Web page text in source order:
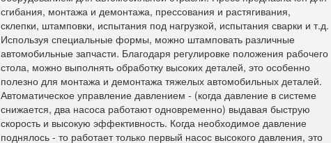
сгибания, монтажа и демонтажа, прессования и растягивания,
склепки, штамповки, испытания под нагрузкой, испытания сварки и т.д.
Используя специальные формы, можно штамповать различные
автомобильные запчасти. Благодаря регулировке положения рабочего
стола, можно выполнять обработку высоких деталей, это особенно
полезно для монтажа и демонтажа тяжелых автомобильных деталей.
Автоматическое управление давлением - (когда давление в системе
снижается, два насоса работают одновременно) выдавая быструю
скорость и высокую эффективность. Когда необходимое давление
поднялось - то работает только первый насос высокого давления, это